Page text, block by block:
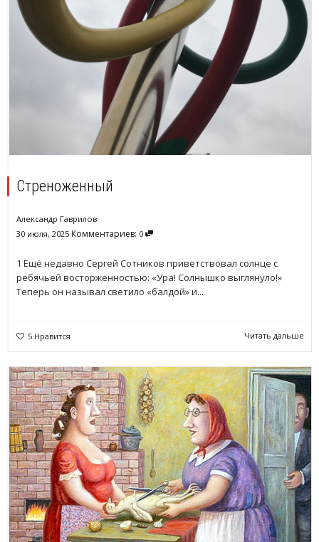
Стреноженный
Александр Гаврилов
30 июля, 2025 Комментариев: 0
1 Ещё недавно Сергей Сотников приветствовал солнце с
ребячьей восторженностью: «Ура! Солнышко выглянуло!»
Теперь он называл светило «балдой» и...
5 Нравится Читать дальше